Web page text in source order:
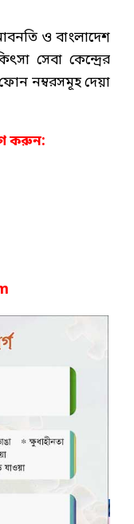
ও বাংলাদেশ
সেবা কেন্দ্রের
নম্বরসমূহ দেয়া
করুন: